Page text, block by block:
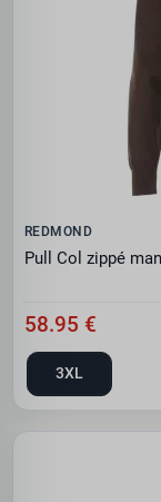
REDMOND
Pull Col zippé
58.95 €
3XL